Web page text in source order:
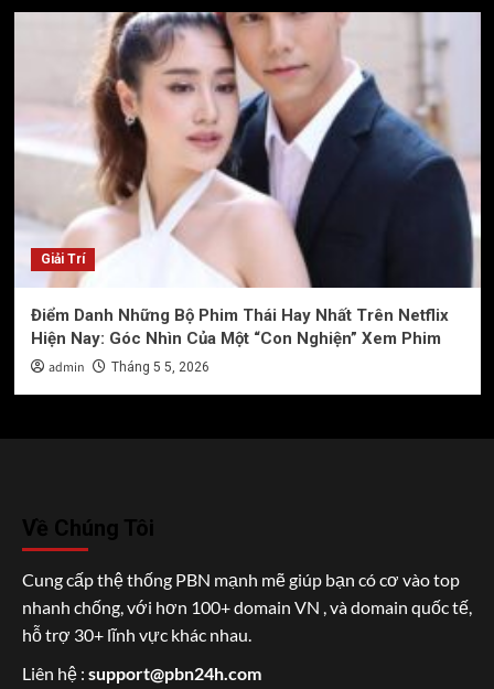
Giải Trí
Điểm Danh Những Bộ Phim Thái Hay Nhất Trên Netflix
Hiện Nay: Góc Nhìn Của Một “Con Nghiện” Xem Phim
admin Tháng 5 5, 2026
Về Chúng Tôi
Cung cấp thệ thống PBN mạnh mẽ giúp bạn có cơ vào top
nhanh chống, với hơn 100+ domain VN , và domain quốc tế,
hỗ trợ 30+ lĩnh vực khác nhau.
Liên hệ : support@pbn24h.com